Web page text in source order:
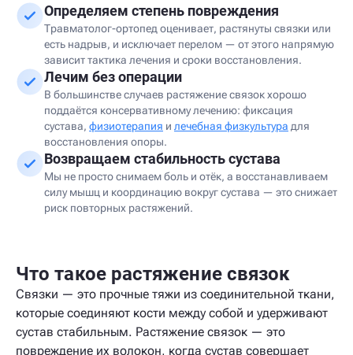
Определяем степень повреждения
Травматолог-ортопед оценивает, растянуты связки или
есть надрыв, и исключает перелом — от этого напрямую
зависит тактика лечения и сроки восстановления.
Лечим без операции
В большинстве случаев растяжение связок хорошо
поддаётся консервативному лечению: фиксация
сустава, физиотерапия и лечебная физкультура для
восстановления опоры.
Возвращаем стабильность сустава
Мы не просто снимаем боль и отёк, а восстанавливаем
силу мышц и координацию вокруг сустава — это снижает
риск повторных растяжений.
Что такое растяжение связок
Связки — это прочные тяжи из соединительной ткани,
которые соединяют кости между собой и удерживают
сустав стабильным. Растяжение связок — это
повреждение их волокон, когда сустав совершает